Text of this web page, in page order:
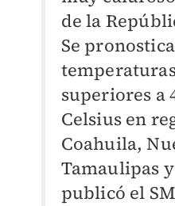
de la
Se
superiores a
Celsius en
Coahuila,
Tamaulipas
publicó el